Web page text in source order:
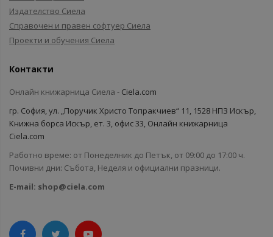
Издателство Сиела
Справочен и правен софтуер Сиела
Проекти и обучения Сиела
Контакти
Онлайн книжарница Сиела - Ciela.com
гр. София, ул. „Поручик Христо Топракчиев“ 11, 1528 НПЗ Искър,
Книжна борса Искър, ет. 3, офис 33, Онлайн книжарница
Ciela.com
Работно време: от Понеделник до Петък, от 09:00 до 17:00 ч.
Почивни дни: Събота, Неделя и официални празници.
E-mail: shop@ciela.com